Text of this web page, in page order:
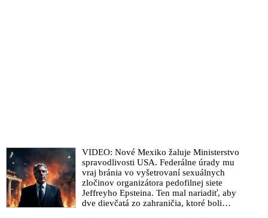
VIDEO: Nové Mexiko žaluje Ministerstvo
spravodlivosti USA. Federálne úrady mu
vraj bránia vo vyšetrovaní sexuálnych
zločinov organizátora pedofilnej siete
Jeffreyho Epsteina. Ten mal nariadiť, aby
dve dievčatá zo zahraničia, ktoré boli